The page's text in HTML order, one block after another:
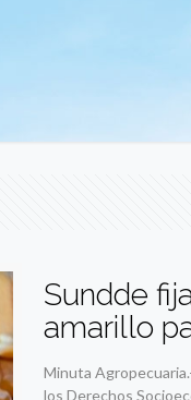
Sundde
amarillo
Minuta
los Derechos